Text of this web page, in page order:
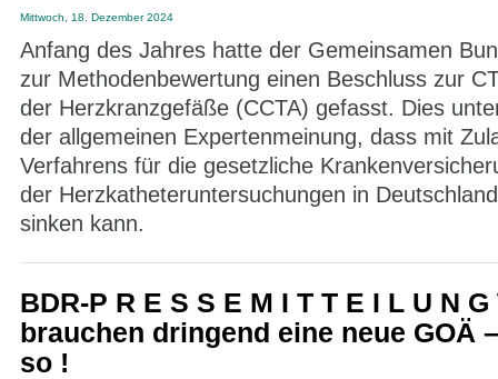
Mittwoch, 18. Dezember 2024
Anfang des Jahres hatte der Gemeinsamen
zur Methodenbewertung einen Beschluss zur
der Herzkranzgefäße (CCTA) gefasst. Dies
der allgemeinen Expertenmeinung, dass mit
Verfahrens für die gesetzliche
der Herzkatheteruntersuchungen in
sinken kann.
BDR-P R E S S E M I T T E I L U N
brauchen dringend eine neue GOÄ
so !